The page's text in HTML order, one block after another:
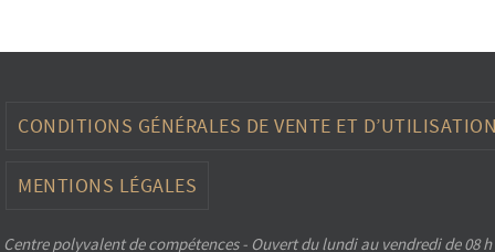
CONDITIONS GÉNÉRALES DE VENTE ET
MENTIONS LÉGALES
Centre polyvalent de compétences - Ouvert du lundi au vendredi de 08 h